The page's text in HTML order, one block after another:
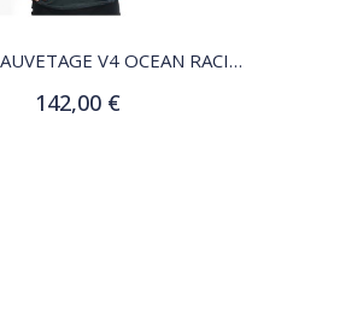
GILET DE SAUVETAGE V4 OCEAN RACING PFD
142,00 €
Customize